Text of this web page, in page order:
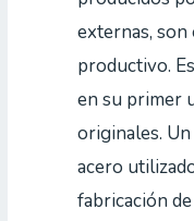
externas, son
productivo.
en su primer
originales.
acero
fabricación